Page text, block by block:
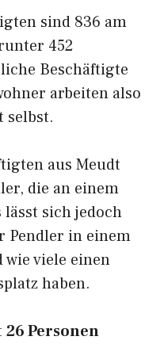
sind 836 am
452
Beschäftigte
arbeiten also
selbst.
aus Meudt
die an einem
sich jedoch
Pendler in einem
viele einen
haben.
26 Personen